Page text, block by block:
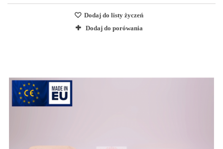
Dodaj do listy życzeń
Dodaj do porówania